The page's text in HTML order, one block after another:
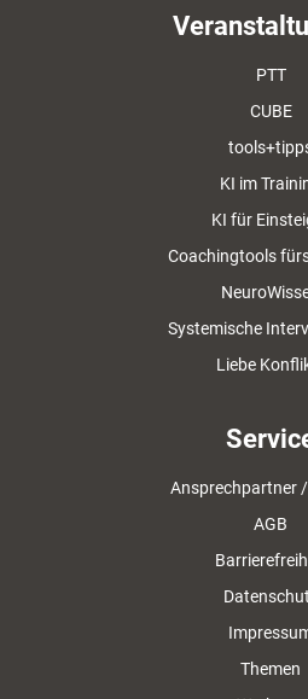
PTT
CUBE
KI im
KI für
Coachingtools
Systemische
Liebe
Ansprechpartner
AGB
Themen